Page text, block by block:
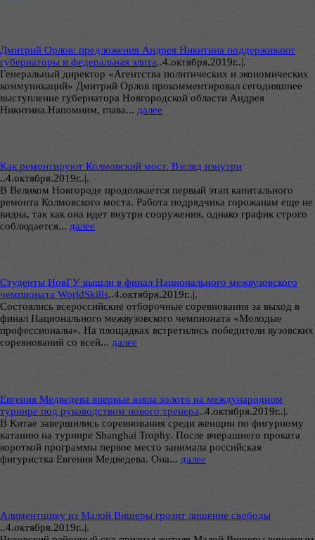
Дмитрий Орлов: предложения Андрея Никитина поддерживают
губернаторы и федеральная элита..4.октября.2019г..|.
Генеральный директор «Агентства политических и экономических
коммуникаций» Дмитрий Орлов прокомментировал сегодняшнее
выступление губернатора Новгородской области Андрея
Никитина.Напомним, глава... далее
Как ремонтируют Колмовский мост. Взгляд изнутри
..4.октября.2019г..|.
В Великом Новгороде продолжается первый этап капитального
ремонта Колмовского моста. Работа подрядчика горожанам еще не
видна, так как она идет внутри сооружения, однако график строго
соблюдается... далее
Студенты НовГУ вышли в финал Национального межвузовского
чемпионата WorldSkills..4.октября.2019г..|.
Состоялись всероссийские отборочные соревнования за выход в
финал Национального межвузовского чемпионата «Молодые
профессионалы». На площадках встретились победители вузовских
соревнований со всей... далее
Евгения Медведева впервые взяла золото на международном
турнире под руководством нового тренера..4.октября.2019г..|.
В Китае завершились соревнования среди женщин по фигурному
катанию на турнире Shanghai Trophy. После вчерашнего проката
короткой программы первое место занимала российская
фигуристка Евгения Медведева. Она... далее
Алиментщику из Малой Вишеры грозит лишение свободы
..4.октября.2019г..|.